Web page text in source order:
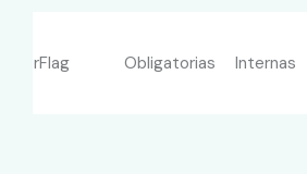
Obligatorias Internas